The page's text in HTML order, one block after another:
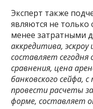
Эксперт также
являются не
менее затратными
аккредитива,
составляет
сравнения, цена
банковского сейфа,
провести расчеты
форме, составляет